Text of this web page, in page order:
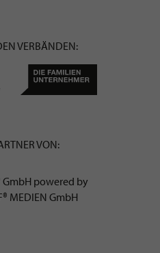
VERBÄNDEN:
VON:
GmbH powered by
MEDIEN GmbH